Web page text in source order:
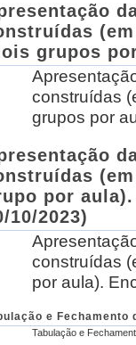
grupos
construídas
grupos por
por
10/2023)
construídas
por aula).
e Fechamento
Tabulação e